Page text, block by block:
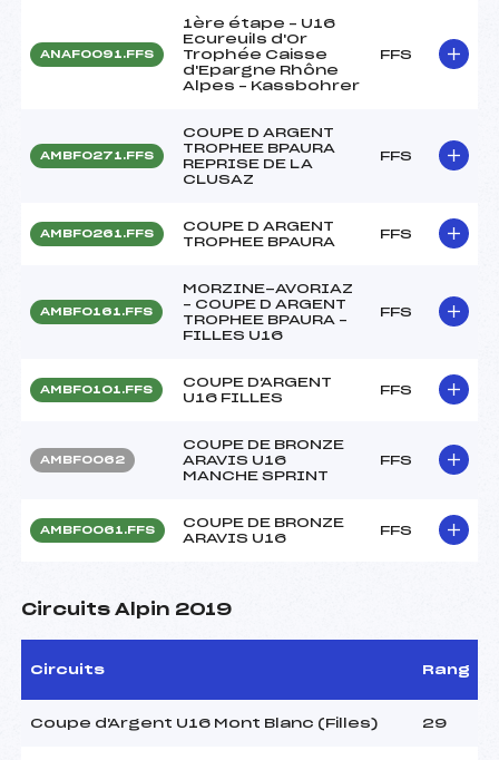
ANAF0091.FFS
1ère étape – U16
Ecureuils d'Or
Trophée Caisse
d'Epargne Rhône
Alpes – Kassbohrer
FFS
AMBF0271.FFS
COUPE D ARGENT
TROPHEE BPAURA
REPRISE DE LA
CLUSAZ
FFS
AMBF0261.FFS
COUPE D ARGENT
TROPHEE BPAURA
FFS
AMBF0161.FFS
MORZINE-AVORIAZ
– COUPE D ARGENT
TROPHEE BPAURA –
FILLES U16
FFS
AMBF0101.FFS
COUPE D'ARGENT
U16 FILLES
FFS
AMBF0062
COUPE DE BRONZE
ARAVIS U16
MANCHE SPRINT
FFS
AMBF0061.FFS
COUPE DE BRONZE
ARAVIS U16
FFS
Circuits Alpin 2019
Circuits Rang
Coupe d'Argent U16 Mont Blanc (Filles) 29